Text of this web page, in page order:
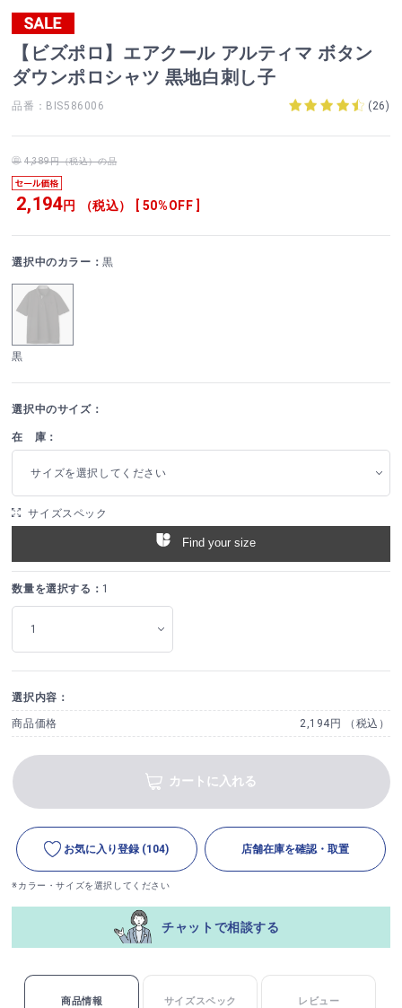
【ビズポロ】エアクール アルティマ ボタン
ダウンポロシャツ 黒地白刺し子
品番：BIS586006 (26)
4,389円（税込）の品
2,194円 （税込） [ 50%OFF ]
選択中のカラー：黒
黒
選択中のサイズ：
在 庫：
サイズを選択してください
サイズスペック
Find your size
数量を選択する： 1
選択内容：
商品価格 2,194円 （税込）
カートに入れる
お気に入り登録 (104) 店舗在庫を確認・取置
※カラー・サイズを選択してください
チャットで相談する
商品情報 サイズスペック レビュー